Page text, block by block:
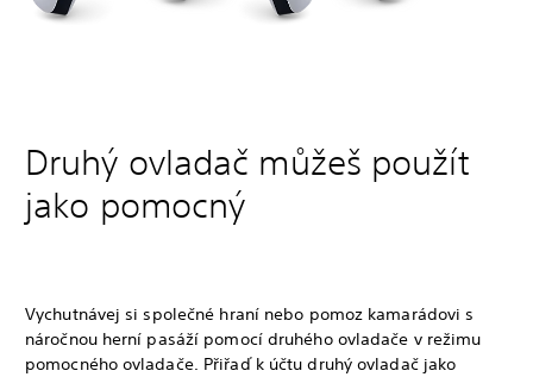
Druhý ovladač můžeš použít
jako pomocný
Vychutnávej si společné hraní nebo pomoz kamarádovi s
náročnou herní pasáží pomocí druhého ovladače v režimu
pomocného ovladače. Přiřaď k účtu druhý ovladač jako